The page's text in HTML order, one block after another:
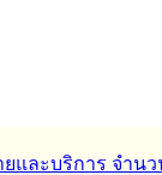
และบริการ จำน